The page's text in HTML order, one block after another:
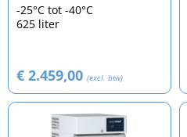
-25°C tot -40°C
625 liter
€ 2.459,00 (excl. btw)